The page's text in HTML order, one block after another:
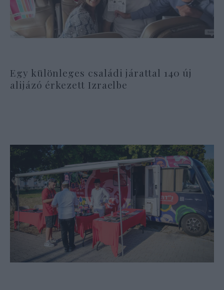
Egy különleges családi járattal 140 új
alijázó érkezett Izraelbe